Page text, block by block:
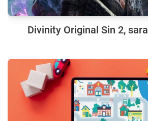
Divinity Original Sin 2,